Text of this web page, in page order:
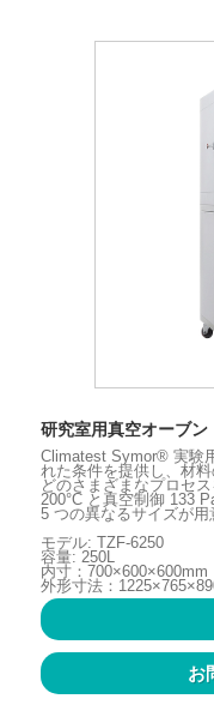
研究室用真空オーブン
Climatest Symor® 実験
れた条件を提供し、材
どのさまざまなプロセ
200°C と真空制御 133
5 つの異なるサイズが用
モデル: TZF-6250
容量: 250L
内寸：700×600×600mm
外形寸法：
お